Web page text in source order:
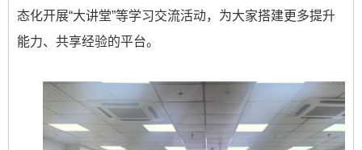
态化开展“大讲堂”等学习交流活动，为大家搭建更多提升
能力、共享经验的平台。